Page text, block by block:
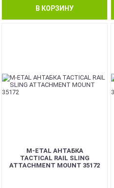
В КОРЗИНУ
M-ETAL АНТАБКА
TACTICAL RAIL SLING
ATTACHMENT MOUNT 35172